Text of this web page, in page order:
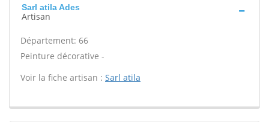
Sarl atila Ades
Artisan
Département: 66
Peinture décorative -
Voir la fiche artisan : Sarl atila